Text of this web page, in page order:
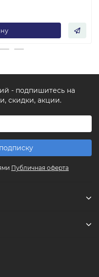
- подпишитесь на
скидки, акции.
Публичная оферта